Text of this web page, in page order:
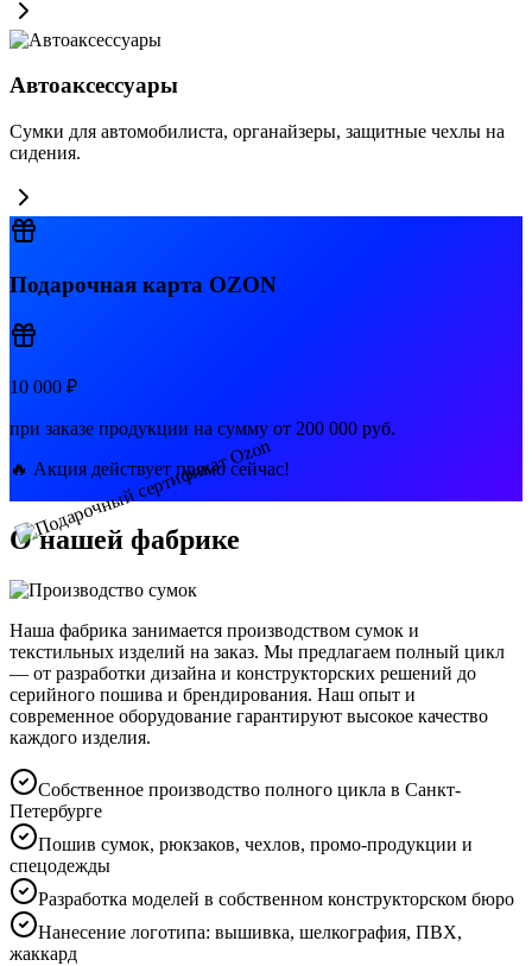
Автоаксессуары
Сумки для автомобилиста, органайзеры, защитные чехлы на
сидения.
Подарочная карта OZON
10 000 ₽
при заказе продукции на сумму от 200 000 руб.
🔥 Акция действует прямо сейчас!
О нашей фабрике
Наша фабрика занимается производством сумок и
текстильных изделий на заказ. Мы предлагаем полный цикл
— от разработки дизайна и конструкторских решений до
серийного пошива и брендирования. Наш опыт и
современное оборудование гарантируют высокое качество
каждого изделия.
Собственное производство полного цикла в Санкт-
Петербурге
Пошив сумок, рюкзаков, чехлов, промо-продукции и
спецодежды
Разработка моделей в собственном конструкторском бюро
Нанесение логотипа: вышивка, шелкография, ПВХ,
жаккард